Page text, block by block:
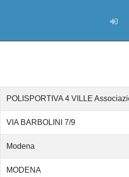
POLISPORTIVA 4 VILLE
VIA BARBOLINI 7/9
Modena
MODENA